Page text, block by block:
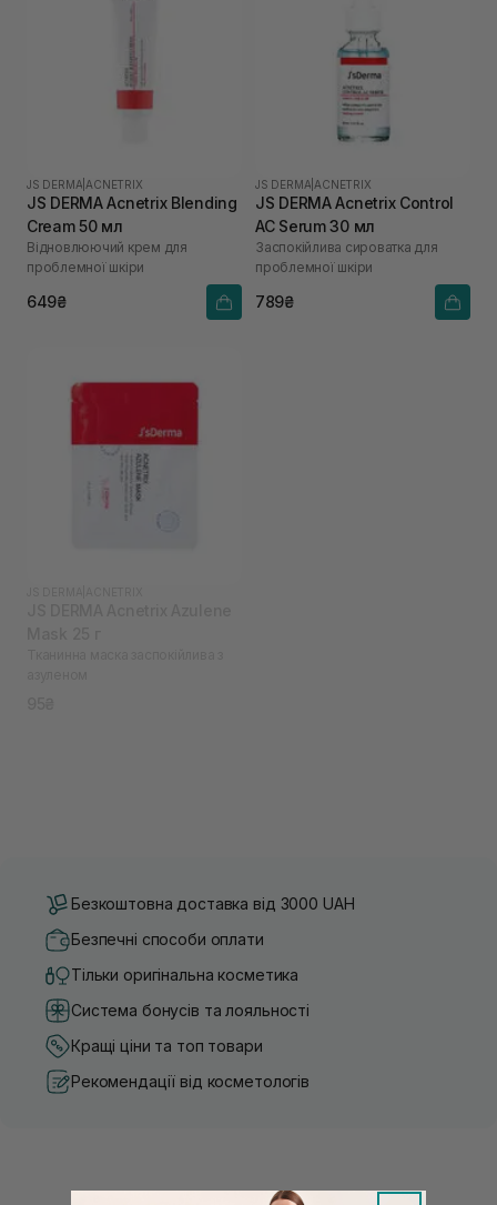
JS DERMA ACNETRIX
JS DERMA Acnetrix Blending
Cream 50 мл
Відновлюючий крем для
проблемної шкіри
649₴
JS DERMA ACNETRIX
JS DERMA Acnetrix Control
AC Serum 30 мл
Заспокійлива сироватка для
проблемної шкіри
789₴
Безкоштовна доставка від 3000 UAH
Безпечні способи оплати
Тільки оригінальна косметика
Система бонусів та лояльності
Кращі ціни та топ товари
Рекомендації від косметологів